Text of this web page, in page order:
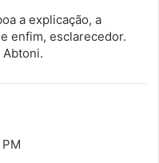
a explicação, a
enfim, esclarecedor.
Abtoni.